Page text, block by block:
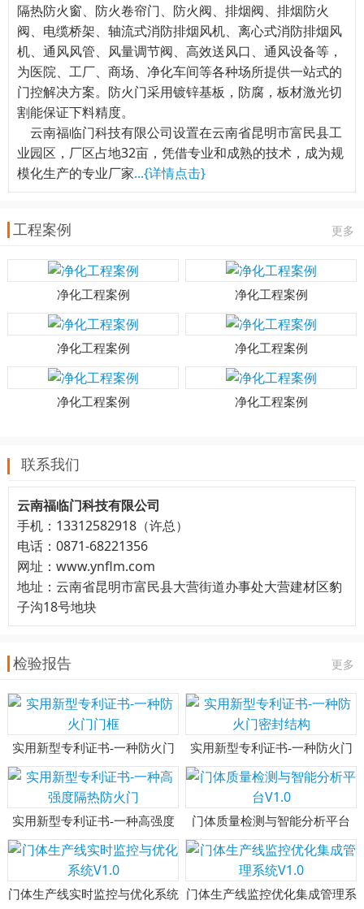
隔热防火窗、防火卷帘门、防火阀、排烟阀、排烟防火
阀、电缆桥架、轴流式消防排烟风机、离心式消防排烟风
机、通风风管、风量调节阀、高效送风口、通风设备等，
为医院、工厂、商场、净化车间等各种场所提供一站式的
门控解决方案。防火门采用镀锌基板，防腐，板材激光切
割能保证下料精度。
云南福临门科技有限公司设置在云南省昆明市富民县工
业园区，厂区占地32亩，凭借专业和成熟的技术，成为规
模化生产的专业厂家...{详情点击}
工程案例
净化工程案例 净化工程案例
净化工程案例 净化工程案例
净化工程案例 净化工程案例
更多
联系我们
云南福临门科技有限公司
手机：13312582918（许总）
电话：0871-68221356
网址：www.ynflm.com
地址：云南省昆明市富民县大营街道办事处大营建材区豹
子沟18号地块
检验报告
实用新型专利证书-一种防火门
门框
实用新型专利证书-一种防火门
密封结构
实用新型专利证书-一种高强度
隔热防火门
门体质量检测与智能分析平台
V1.0
门体生产线实时监控与优化系统 门体生产线监控优化集成管理系
更多